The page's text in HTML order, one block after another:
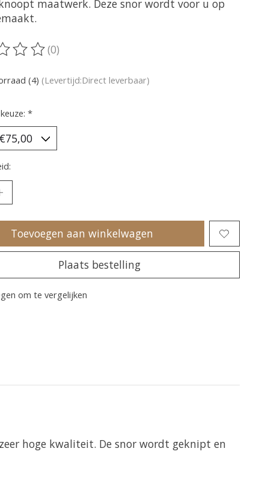
maatwerk. Deze snor wordt voor u op
van dit product is
(0)
(4) (Levertijd:Direct leverbaar)
*
Toevoegen aan winkelwagen
Plaats bestelling
om te vergelijken
hoge kwaliteit. De snor wordt geknipt en